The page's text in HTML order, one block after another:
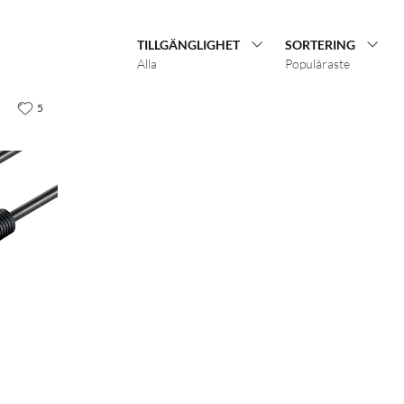
TILLGÄNGLIGHET
Alla
SORTERING
Populäraste
5